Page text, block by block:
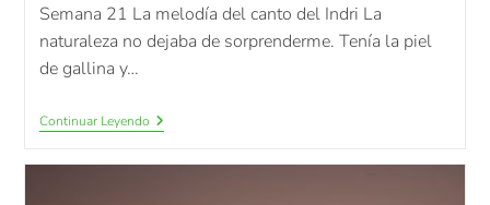
Semana 21 La melodía del canto del Indri La
naturaleza no dejaba de sorprenderme. Tenía la piel
de gallina y…
Continuar Leyendo